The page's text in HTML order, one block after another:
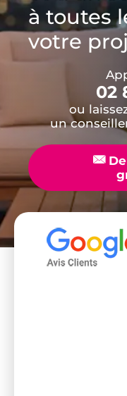
à toutes
votre
02
ou
un
📧